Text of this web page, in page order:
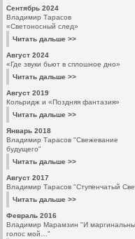
Сентябрь 2024
Владимир Тарасов
«Светоносный след»
Читать дальше >>
Август 2024
«Где звуки бьют в сплошное дно»
Читать дальше >>
Август 2019
Кольридж и «Поздняя фантазия»
Читать дальше >>
Январь 2018
Владимир Тарасов "Свежевание
будущего"
Читать дальше >>
Август 2017
Владимир Тарасов "Ступенчатый
Читать дальше >>
Февраль 2016
Владимир Марамзин "И
голос мой…"